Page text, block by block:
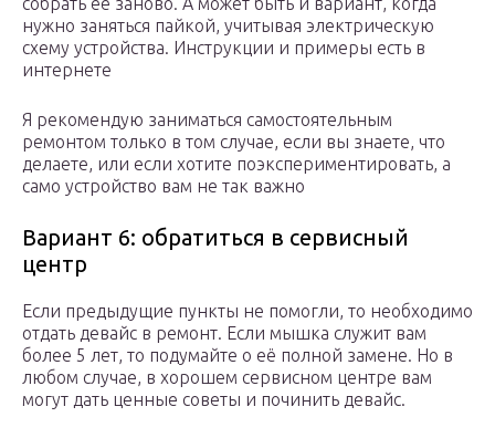
нужно заняться пайкой, учитывая электрическую
схему устройства. Инструкции и примеры есть в
интернете
Я рекомендую заниматься самостоятельным
ремонтом только в том случае, если вы знаете, что
делаете, или если хотите поэкспериментировать, а
само устройство вам не так важно
Вариант 6: обратиться в сервисный
центр
Если предыдущие пункты не помогли, то необходимо
отдать девайс в ремонт. Если мышка служит вам
более 5 лет, то подумайте о её полной замене. Но в
любом случае, в хорошем сервисном центре вам
могут дать ценные советы и починить девайс.